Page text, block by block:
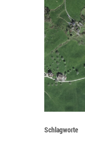
Schlagworte